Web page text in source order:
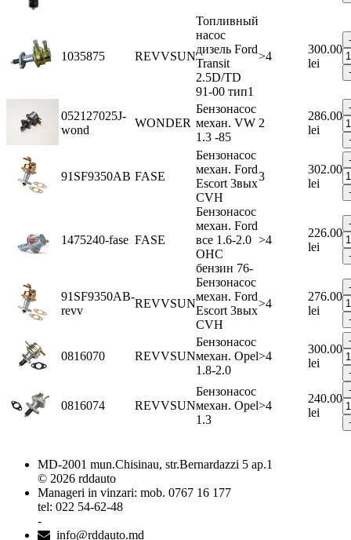
1035875 REVVSUN
Топливный
насос
дизель Ford
Transit
2.5D/TD
91-00 тип1
>4
300.00
lei
052127025J-
wond
WONDER
Бензонасос
механ. VW
1.3 -85
2
286.00
lei
91SF9350AB FASE
Бензонасос
механ. Ford
Escort 3вых
CVH
3
302.00
lei
1475240-fase FASE
Бензонасос
механ. Ford
все 1.6-2.0
OHC
бензин 76-
>4
226.00
lei
91SF9350AB-
revv
REVVSUN
Бензонасос
механ. Ford
Escort 3вых
CVH
>4
276.00
lei
0816070 REVVSUN
Бензонасос
механ. Opel
1.8-2.0
>4
300.00
lei
0816074 REVVSUN
Бензонасос
механ. Opel
1.3
>4
240.00
lei
MD-2001 mun.Chisinau, str.Bernardazzi 5 ap.1
© 2026 rddauto
Manageri in vinzari: mob. 0767 16 177
tel: 022 54-62-48
-
info@rddauto.md